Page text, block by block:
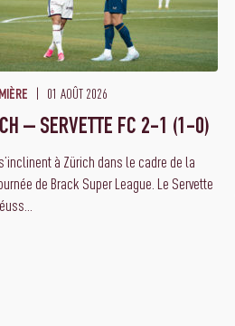
01 AOÛT 2026
– SERVETTE FC 2-1 (1-0)
à Zürich dans le cadre de la
de Brack Super League. Le Servette